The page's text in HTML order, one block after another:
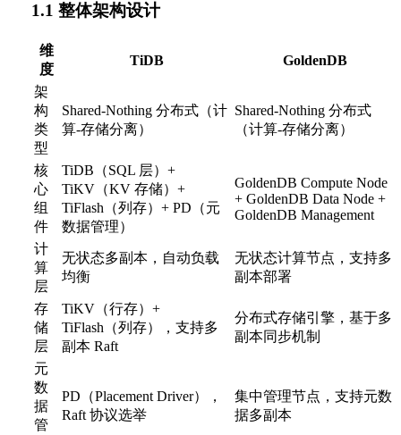
1.1 整体架构设计
维
度
TiDB GoldenDB
架
构
类
型
Shared-Nothing 分布式（计
算-存储分离）
Shared-Nothing 分布式
（计算-存储分离）
核
心
组
件
TiDB（SQL 层）+
TiKV（KV 存储）+
TiFlash（列存）+ PD（元
数据管理）
GoldenDB Compute Node
+ GoldenDB Data Node +
GoldenDB Management
计
算
层
无状态多副本，自动负载
均衡
无状态计算节点，支持多
副本部署
存
储
层
TiKV（行存）+
TiFlash（列存），支持多
副本 Raft
分布式存储引擎，基于多
副本同步机制
元
数
据
管
PD（Placement Driver），
Raft 协议选举
集中管理节点，支持元数
据多副本